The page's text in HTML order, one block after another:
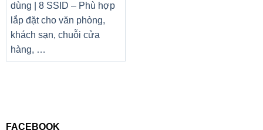
dùng | 8 SSID – Phù hợp
lắp đặt cho văn phòng,
khách sạn, chuỗi cửa
hàng, …
FACEBOOK